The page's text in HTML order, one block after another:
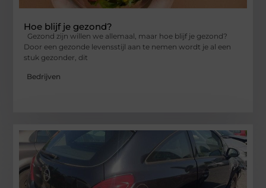
Hoe blijf je gezond?
Gezond zijn willen we allemaal, maar hoe blijf je gezond?
Door een gezonde levensstijl aan te nemen wordt je al een
stuk gezonder, dit
Bedrijven